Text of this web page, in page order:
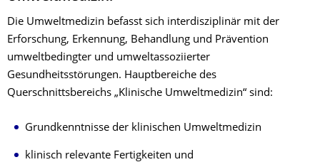
Die Umweltmedizin befasst sich interdisziplinär mit der
Erforschung, Erkennung, Behandlung und Prävention
umweltbedingter und umweltassoziierter
Gesundheitsstörungen. Hauptbereiche des
Querschnittsbereichs „Klinische Umweltmedizin“ sind:
Grundkenntnisse der klinischen Umweltmedizin
klinisch relevante Fertigkeiten und